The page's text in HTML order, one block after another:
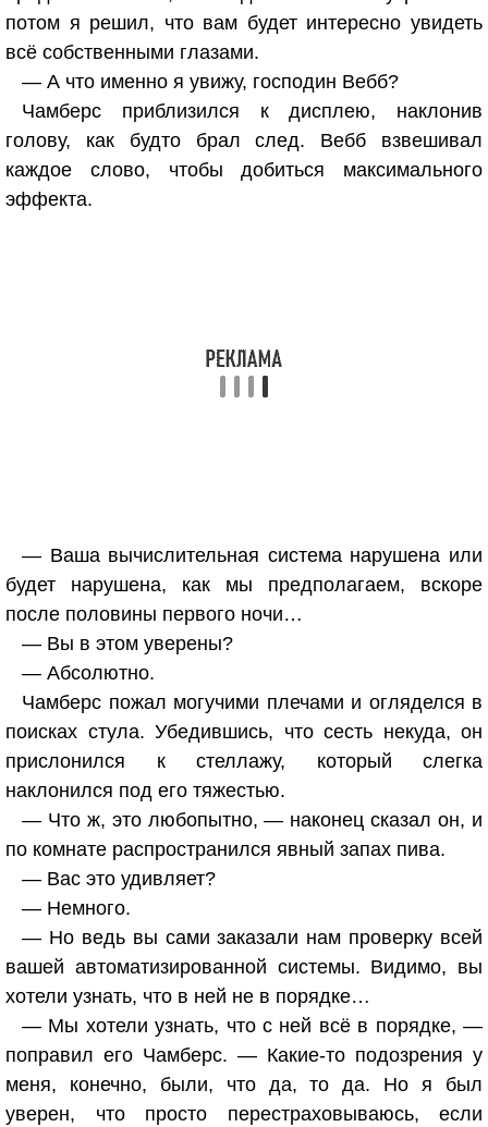
потом я решил, что вам будет интересно увидеть
всё собственными глазами.
— А что именно я увижу, господин Вебб?
Чамберс приблизился к дисплею, наклонив
голову, как будто брал след. Вебб взвешивал
каждое слово, чтобы добиться максимального
эффекта.
— Ваша вычислительная система нарушена или
будет нарушена, как мы предполагаем, вскоре
после половины первого ночи…
— Вы в этом уверены?
— Абсолютно.
Чамберс пожал могучими плечами и огляделся в
поисках стула. Убедившись, что сесть некуда, он
прислонился к стеллажу, который слегка
наклонился под его тяжестью.
— Что ж, это любопытно, — наконец сказал он, и
по комнате распространился явный запах пива.
— Вас это удивляет?
— Немного.
— Но ведь вы сами заказали нам проверку всей
вашей автоматизированной системы. Видимо, вы
хотели узнать, что в ней не в порядке…
— Мы хотели узнать, что с ней всё в порядке, —
поправил его Чамберс. — Какие-то подозрения у
меня, конечно, были, что да, то да. Но я был
уверен, что просто перестраховываюсь, если